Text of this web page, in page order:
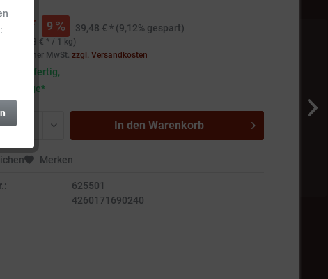
€ * 9 39,48 € * (9,12% gespart)
kg (49,83 € * / 1 kg)
gesetzlicher MwSt.zzgl. Versandkosten
3-5 Tage*
In den Warenkorb
Merken
625501
4260171690240